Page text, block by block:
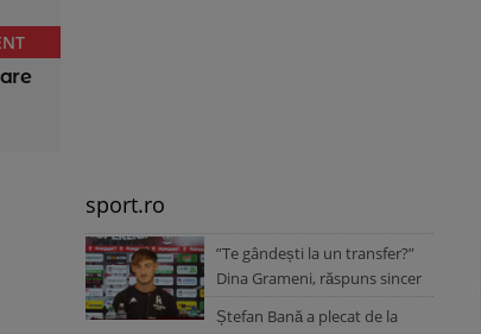
sport.ro
”Te gândești la un transfer?”
Dina Grameni, răspuns sincer
Ștefan Bană a plecat de la